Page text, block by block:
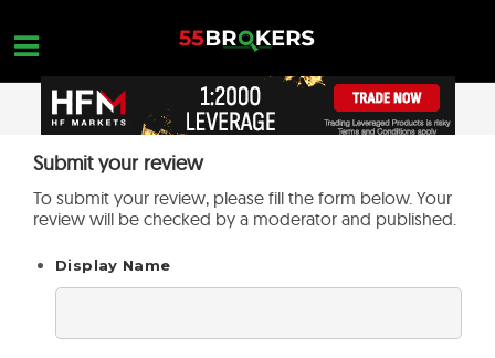
content
HOGAR
MEJORES BROKERS FOREX
FORMACIÓN EN FOREX
CONSULTAS DE OPERACIONES
OPEN A FREE ACCOUNT
Nothing found...
Submit your review
To submit your review, please fill the form below. Your
review will be checked by a moderator and published.
Display Name